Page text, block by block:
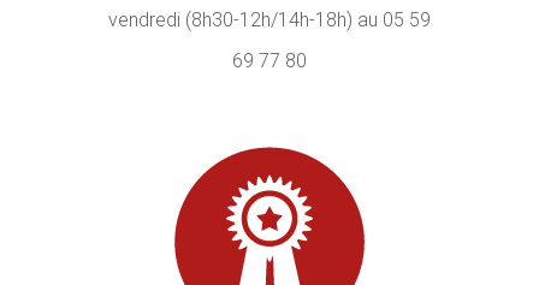
vendredi (8h30-12h/14h-18h) au 05 59
69 77 80